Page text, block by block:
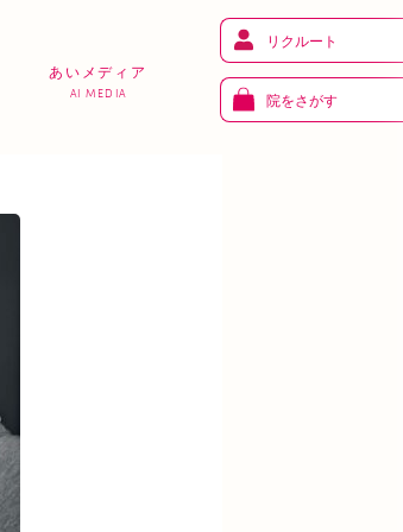
あいメディア
AI MEDIA
リクルート
院をさがす